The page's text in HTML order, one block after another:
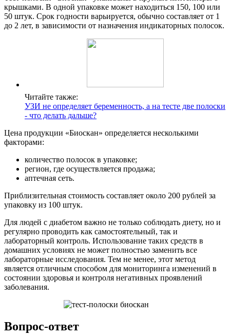
крышками. В одной упаковке может находиться 150, 100 или
50 штук. Срок годности варьируется, обычно составляет от 1
до 2 лет, в зависимости от назначения индикаторных полосок.
Читайте также:
УЗИ не определяет беременность, а на тесте две полоски
- что делать дальше?
Цена продукции «Биоскан» определяется несколькими
факторами:
количество полосок в упаковке;
регион, где осуществляется продажа;
аптечная сеть.
Приблизительная стоимость составляет около 200 рублей за
упаковку из 100 штук.
Для людей с диабетом важно не только соблюдать диету, но и
регулярно проводить как самостоятельный, так и
лабораторный контроль. Использование таких средств в
домашних условиях не может полностью заменить все
лабораторные исследования. Тем не менее, этот метод
является отличным способом для мониторинга изменений в
состоянии здоровья и контроля негативных проявлений
заболевания.
Вопрос-ответ